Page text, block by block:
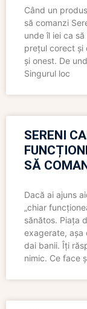
Când un
să comanzi
unde îl iei ca
prețul corect și
și onest. De
Singurul loc
SERENI
SĂ
Dacă ai ajuns
„chiar
sănătos. Piața
exagerate, așa
dai banii. Îți
nimic. Ce face